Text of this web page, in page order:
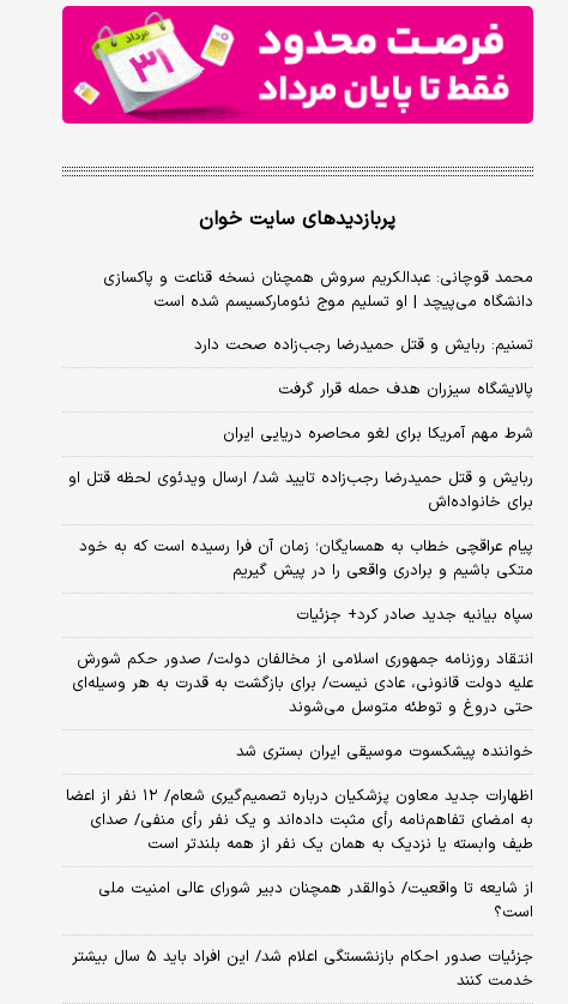
پربازدیدهای سایت خوان
محمد قوچانی: عبدالکریم سروش همچنان نسخه قناعت و پاکسازی
دانشگاه می‌پیچد | او تسلیم موج نئومارکسیسم شده است
تسنیم: ربایش و قتل حمیدرضا رجب‌زاده صحت دارد
پالایشگاه سیزران هدف حمله قرار گرفت
شرط مهم آمریکا برای لغو محاصره دریایی ایران
ربایش و قتل حمیدرضا رجب‌زاده تایید شد/ ارسال ویدئوی لحظه قتل او
برای خانواده‌اش
پیام عراقچی خطاب به همسایگان؛ زمان آن فرا رسیده است که به خود
متکی باشیم و برادری واقعی را در پیش گیریم
سپاه بیانیه جدید صادر کرد+ جزئیات
انتقاد روزنامه جمهوری اسلامی از مخالفان دولت/ صدور حکم شورش
علیه دولت قانونی، عادی نیست/ برای بازگشت به قدرت به هر وسیله‌ای
حتی دروغ و توطئه متوسل می‌شوند
خواننده پیشکسوت موسیقی ایران بستری شد
اظهارات جدید معاون پزشکیان درباره تصمیم‌گیری شعام/ ۱۲ نفر از اعضا
به امضای تفاهم‌نامه رأی مثبت داده‌اند و یک نفر رأی منفی/ صدای
طیف وابسته یا نزدیک به همان یک نفر از همه بلندتر است
از شایعه تا واقعیت/ ذوالقدر همچنان دبیر شورای ‌عالی امنیت ملی
است؟
جزئیات صدور احکام بازنشستگی اعلام شد/ این افراد باید ۵ سال بیشتر
خدمت کنند